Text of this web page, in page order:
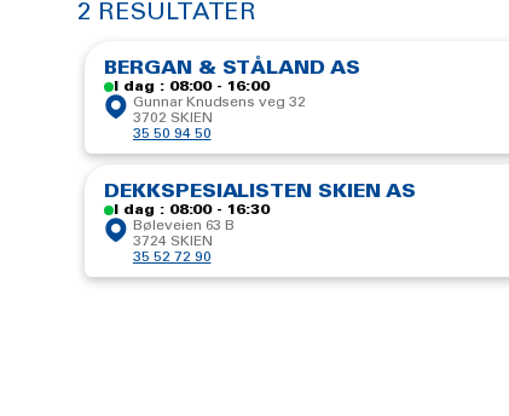
2 RESULTATER
BERGAN & STÅLAND AS
I dag : 08:00 - 16:00
Gunnar Knudsens veg 32
3702 SKIEN
35 50 94 50
DEKKSPESIALISTEN SKIEN AS
I dag : 08:00 - 16:30
Bøleveien 63 B
3724 SKIEN
35 52 72 90